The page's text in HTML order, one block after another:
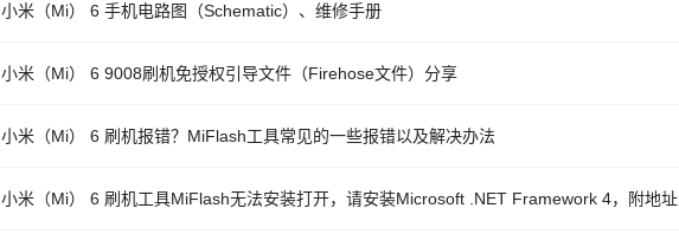
小米（Mi） 6 手机电路图（Schematic）、维修手册
小米（Mi） 6 9008刷机免授权引导文件（Firehose文件）分享
小米（Mi） 6 刷机报错？MiFlash工具常见的一些报错以及解决办法
小米（Mi） 6 刷机工具MiFlash无法安装打开，请安装Microsoft .NET Framework 4，附地址